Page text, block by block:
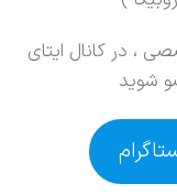
، در کانال ایتای
شوید